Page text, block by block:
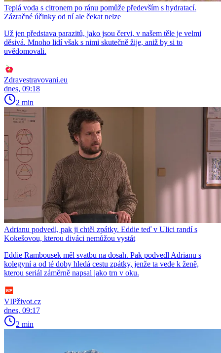
Teplá voda s citronem po ránu pomůže především s hydratací.
Zázračné účinky od ní ale čekat nelze
Už jen představa parazitů, jako jsou červi, v našem těle je velmi
děsivá. Mnoho lidí však s nimi skutečně žije, aniž by si to
uvědomovali.
Zdravestravovani.eu
dnes, 09:18
2 min
Adrianu podvedl, pak ji chtěl zpátky. Eddie teď v Ulici randí s
Kokešovou, kterou diváci nemůžou vystát
Eddie Rambousek měl svatbu na dosah. Pak podvedl Adrianu s
kolegyní a od té doby hledá cestu zpátky, jenže ta vede k ženě,
kterou seriál záměrně napsal jako trn v oku.
VIPživot.cz
dnes, 09:17
2 min